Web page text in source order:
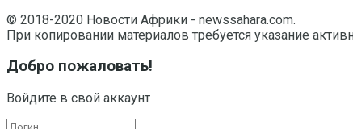
© 2018-2020 Новости Африки - newssahara.com.
При копировании материалов требуется указание
Добро пожаловать!
Войдите в свой аккаунт